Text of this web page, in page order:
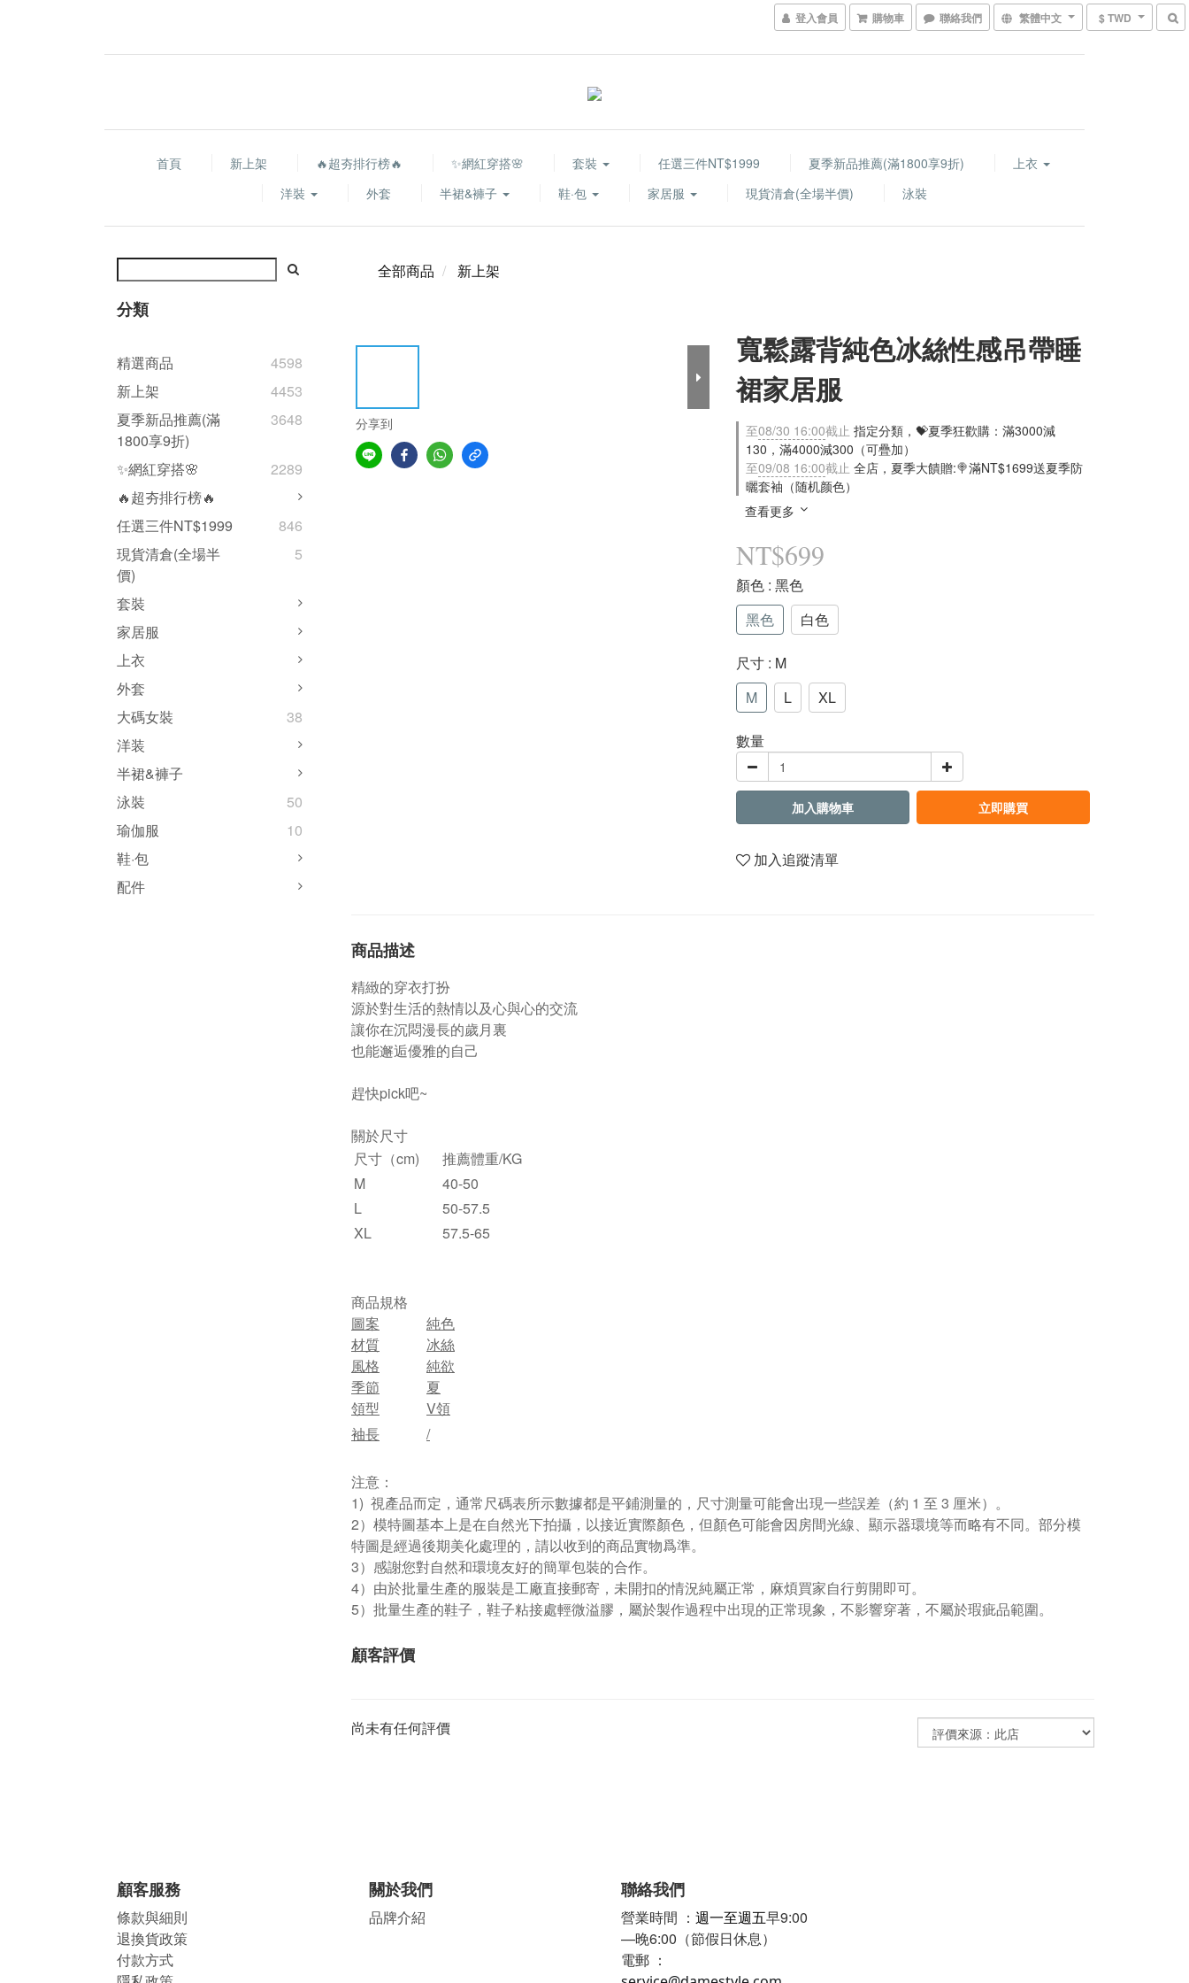
登入會員 購物車 聯絡我們 繁體中文 $ TWD
首頁 新上架 🔥超夯排行榜🔥 ✨網紅穿搭🌸 套裝 任選三件NT$1999 夏季新品推薦(滿1800享9折)
上衣
洋裝
外套 半裙&褲子 鞋·包 家居服 現貨清倉(全場半價) 泳裝
分類
精選商品
4598
新上架
4453
夏季新品推薦(滿
1800享9折)
3648
✨網紅穿搭🌸
2289
🔥超夯排行榜🔥
任選三件NT$1999
846
現貨清倉(全場半
價)
5
套裝
家居服
上衣
外套
大碼女裝
38
洋装
半裙&褲子
泳裝
50
瑜伽服
10
鞋·包
配件
全部商品 新上架
分享到
寬鬆露背純色冰絲性感吊帶睡
裙家居服
至08/30 16:00截止 指定分類，💝夏季狂歡購：滿3000減
130，滿4000減300（可疊加）
至09/08 16:00截止 全店，夏季大饋贈:🍭滿NT$1699送夏季防
曬套袖（随机颜色）
查看更多
NT$699
顏色 : 黑色
黑色
白色
尺寸 : M
M
L XL
數量
加入購物車 立即購買
加入追蹤清單
商品描述
精緻的穿衣打扮
源於對生活的熱情以及心與心的交流
讓你在沉悶漫長的歲月裏
也能邂逅優雅的自己
趕快pick吧~
關於尺寸
尺寸（cm)
推薦體重/KG
M
40-50
L
50-57.5
XL
57.5-65
商品規格
圖案
純色
材質
冰絲
風格
純欲
季節
夏
領型
V領
袖長
/
注意：
1) 視產品而定，通常尺碼表所示數據都是平鋪測量的，尺寸測量可能會出現一些誤差（約 1 至 3 厘米）。
2）模特圖基本上是在自然光下拍攝，以接近實際顏色，但顏色可能會因房間光線、顯示器環境等而略有不同。部分模
特圖是經過後期美化處理的，請以收到的商品實物爲準。
3）感謝您對自然和環境友好的簡單包裝的合作。
4）由於批量生產的服裝是工廠直接郵寄，未開扣的情況純屬正常，麻煩買家自行剪開即可。
5）批量生產的鞋子，鞋子粘接處輕微溢膠，屬於製作過程中出現的正常現象，不影響穿著，不屬於瑕疵品範圍。
顧客評價
尚未有任何評價
顧客服務
條款與細則
退換貨政策
付款方式
關於我們
品牌介紹
聯絡我們
營業時間 ： 週一至週五早9:00
—晚6:00（節假日休息）
電郵 ：